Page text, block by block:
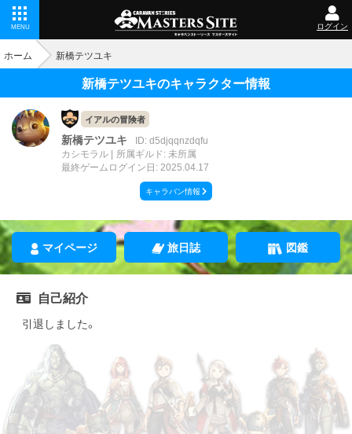
MENU ログイン
ホーム 新橋テツユキ
新橋テツユキのキャラクター情報
イアルの冒険者
新橋テツユキ
ID: d5djqqnzdqfu
カシモラル
所属ギルド: 未所属
最終ゲームログイン日: 2025.04.17
キャラバン情報
マイページ 旅日誌 図鑑
自己紹介
引退しました。